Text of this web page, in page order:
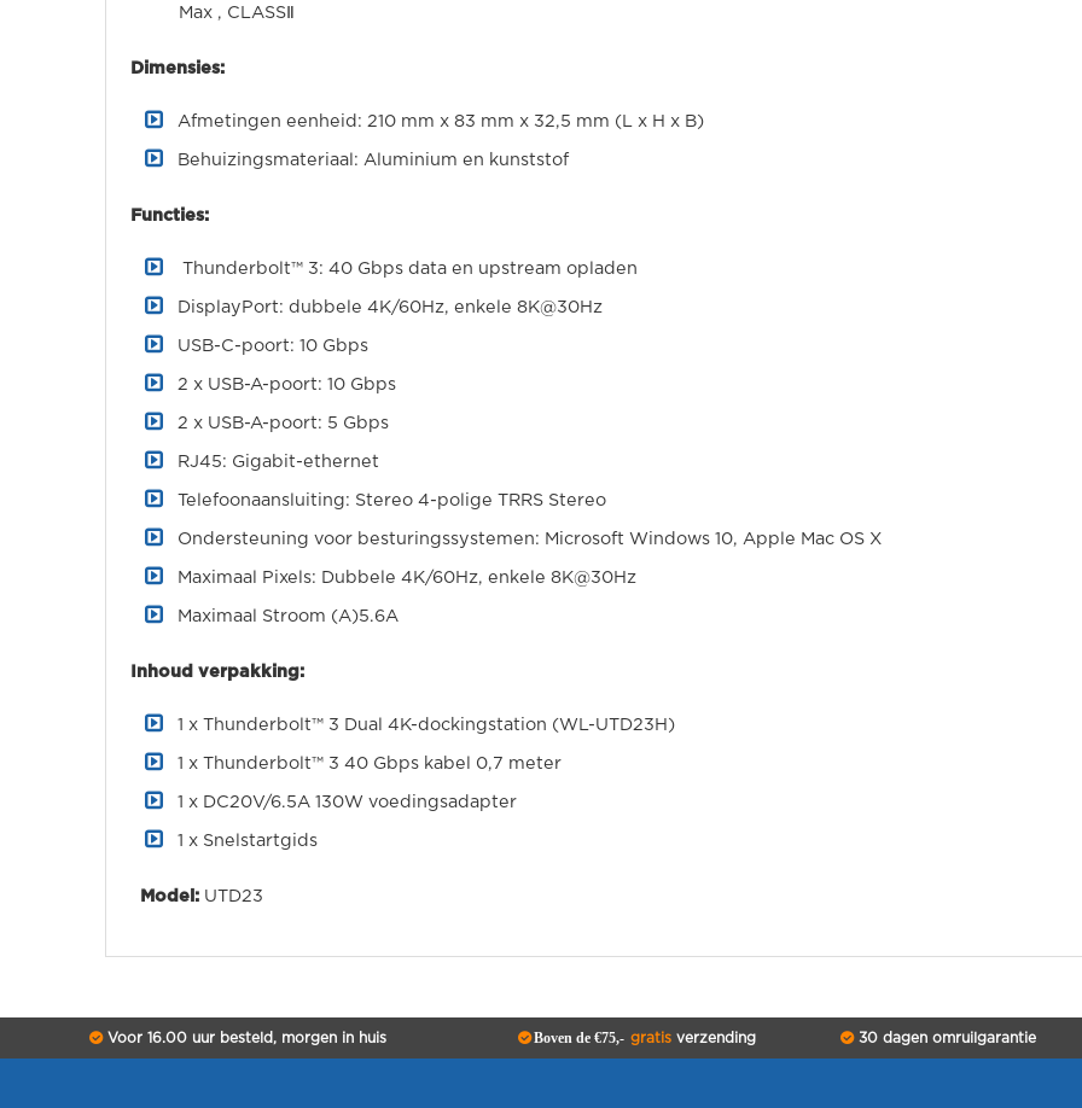
Max , CLASSⅡ
Dimensies:
Afmetingen eenheid: 210 mm x 83 mm x 32,5 mm (L x H x B)
Behuizingsmateriaal: Aluminium en kunststof
Functies:
Thunderbolt™ 3: 40 Gbps data en upstream opladen
DisplayPort: dubbele 4K/60Hz, enkele 8K@30Hz
USB-C-poort: 10 Gbps
2 x USB-A-poort: 10 Gbps
2 x USB-A-poort: 5 Gbps
RJ45: Gigabit-ethernet
Telefoonaansluiting: Stereo 4-polige TRRS Stereo
Ondersteuning voor besturingssystemen: Microsoft Windows 10, Apple Mac OS X
Maximaal Pixels: Dubbele 4K/60Hz, enkele 8K@30Hz
Maximaal Stroom (A)5.6A
Inhoud verpakking:
1 x Thunderbolt™ 3 Dual 4K-dockingstation (WL-UTD23H)
1 x Thunderbolt™ 3 40 Gbps kabel 0,7 meter
1 x DC20V/6.5A 130W voedingsadapter
1 x Snelstartgids
Model: UTD23
Voor 16.00 uur besteld, morgen in huis Boven de €75,- gratisverzending 30 dagen omruilgarantie